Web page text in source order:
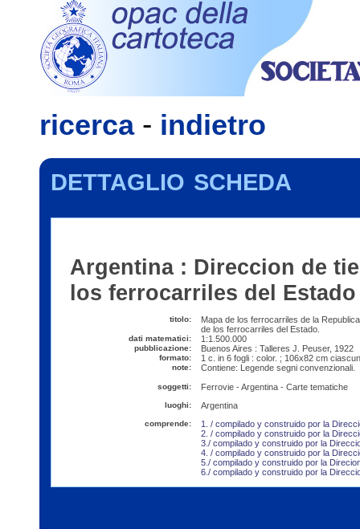
Opac
ricerca- indietro
dettaglio scheda
Argentina : Direccion de
los ferrocarriles del Estado
titolo:
Mapa de los ferrocarriles de la
de los ferrocarriles del Estado.
dati matematici: 1:1.500.000
pubblicazione: Buenos Aires : Talleres J. Peuser, 1922
formato: 1 c. in 6 fogli : color. ; 106x82 cm
note: Contiene: Legende segni convenzionali.
soggetti: Ferrovie - Argentina - Carte tematiche
luoghi: Argentina
comprende:
1. / compilado y construido por la
2. / compilado y construido por la
3./ compilado y construido por la
4. / compilado y construido por la
5./ compilado y construido por la
6./ compilado y construido por la